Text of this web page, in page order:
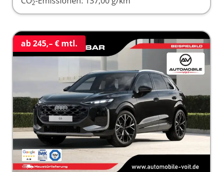
2
ab 245,– € mtl.